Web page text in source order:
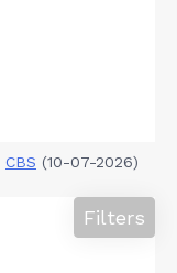
CBS (10-07-2026)
Filters